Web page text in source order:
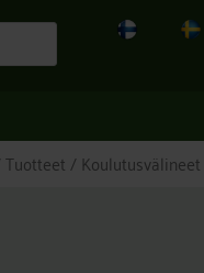
Tuotteet/ Koulutusvälineet